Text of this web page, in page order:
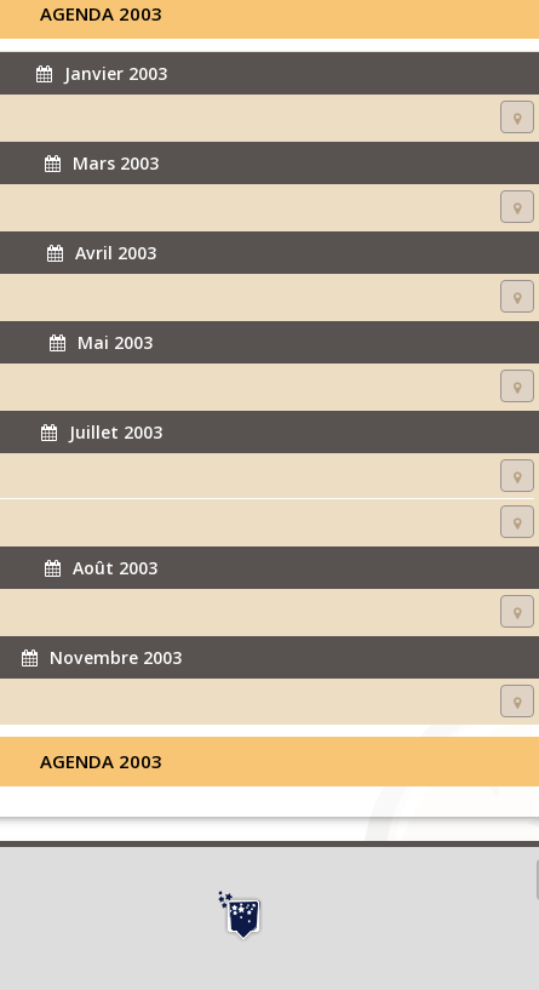
AGENDA 2003
Janvier 2003
Mars 2003
Avril 2003
Mai 2003
Juillet 2003
Août 2003
Novembre 2003
AGENDA 2003